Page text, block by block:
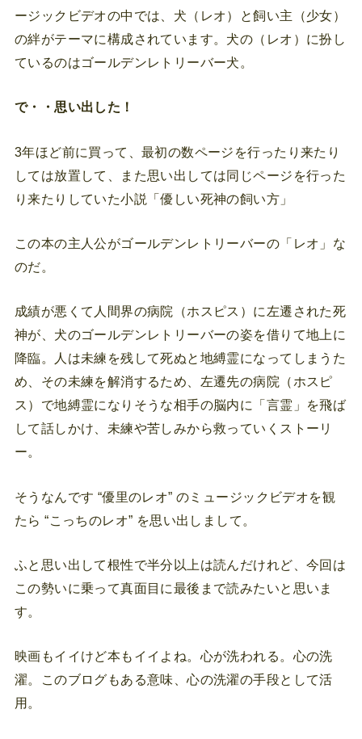
ージックビデオの中では、犬（レオ）と飼い主（少女）
の絆がテーマに構成されています。犬の（レオ）に扮し
ているのはゴールデンレトリーバー犬。
で・・思い出した！
3年ほど前に買って、最初の数ページを行ったり来たり
しては放置して、また思い出しては同じページを行った
り来たりしていた小説「優しい死神の飼い方」
この本の主人公がゴールデンレトリーバーの「レオ」な
のだ。
成績が悪くて人間界の病院（ホスピス）に左遷された死
神が、犬のゴールデンレトリーバーの姿を借りて地上に
降臨。人は未練を残して死ぬと地縛霊になってしまうた
め、その未練を解消するため、左遷先の病院（ホスピ
ス）で地縛霊になりそうな相手の脳内に「言霊」を飛ば
して話しかけ、未練や苦しみから救っていくストーリ
ー。
そうなんです “優里のレオ” のミュージックビデオを観
たら “こっちのレオ” を思い出しまして。
ふと思い出して根性で半分以上は読んだけれど、今回は
この勢いに乗って真面目に最後まで読みたいと思いま
す。
映画もイイけど本もイイよね。心が洗われる。心の洗
濯。このブログもある意味、心の洗濯の手段として活
用。